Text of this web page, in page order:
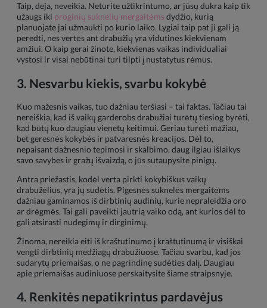
Taip, deja, neveikia. Neturite užtikrintumo, ar jūsų dukra kaip tik
užaugs iki proginių suknelių mergaitėms dydžio, kurią
planuojate jai užmaukti po kurio laiko. Lygiai taip pat ji gali ją
peredti, nes vertės ant drabužių yra vidutinės kiekvienam
amžiui. O kaip gerai žinote, kiekvienas vaikas individualiai
vystosi ir visai nebūtinai turi tilpti į nustatytus rėmus.
3. Nesvarbu kiekis, svarbu kokybė
Kuo mažesnis vaikas, tuo dažniau teršiasi – tai faktas. Tačiau tai
nereiškia, kad iš vaikų garderobs drabužiai turėtų tiesiog byrėti,
kad būtų kuo daugiau vienetų keitimui. Geriau turėti mažiau,
bet geresnės kokybės ir patvaresnės kreacijos. Dėl to,
nepaisant dažnesnio tepimosi ir skalbimo, daug ilgiau išlaikys
savo savybes ir gražų išvaizdą, o jūs sutaupysite pinigų.
Antra priežastis, kodėl verta pirkti kokybiškus vaikų
drabužėlius, yra jų sudėtis. Pigesnės suknelės mergaitėms
dažniau gaminamos iš dirbtinių audinių, kurie nepraleidžia oro
ar drėgmės. Tai gali paveikti jautrią vaiko odą, ant kurios dėl to
gali atsirasti nudegimų ir dirginimų.
Žinoma, nereikia eiti iš kraštutinumo į kraštutinumą ir visiškai
vengti dirbtinių medžiagų drabužiuose. Tačiau svarbu, kad jos
sudarytų priemaišas, o ne pagrindinę sudėties dalį. Daugiau
apie priemaišas audiniuose perskaitysite šiame straipsnyje.
4. Renkitės nepatikrintus pardavėjus